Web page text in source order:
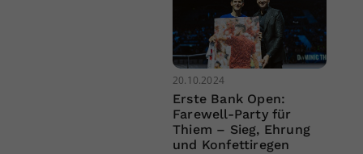
20.10.2024
Erste Bank Open:
Farewell-Party für
Thiem – Sieg, Ehrung
und Konfettiregen